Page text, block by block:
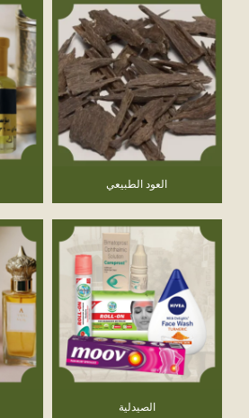
العود الطبيعي
الصيدلية